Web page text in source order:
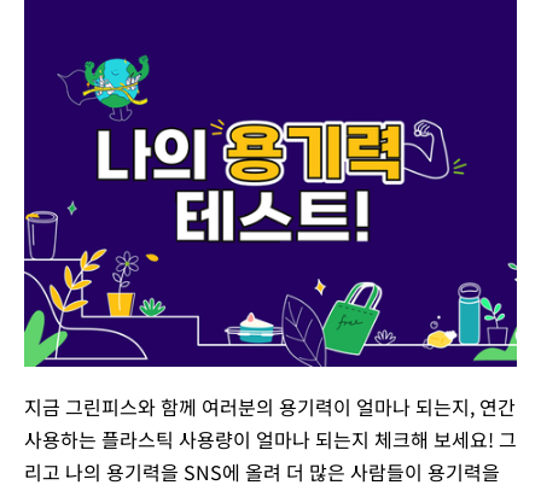
지금 그린피스와 함께 여러분의 용기력이 얼마나 되는지, 연간
사용하는 플라스틱 사용량이 얼마나 되는지 체크해 보세요! 그
리고 나의 용기력을 SNS에 올려 더 많은 사람들이 용기력을